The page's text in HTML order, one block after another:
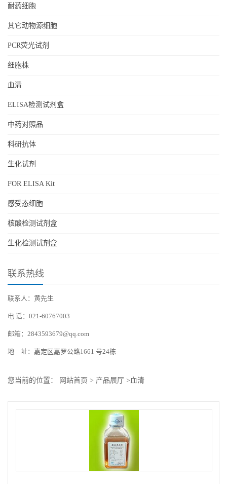
耐药细胞
其它动物源细胞
PCR荧光试剂
细胞株
血清
ELISA检测试剂盒
中药对照品
科研抗体
生化试剂
FOR ELISA Kit
感受态细胞
核酸检测试剂盒
生化检测试剂盒
联系热线
联系人：黄先生
电 话：021-60767003
邮箱：2843593679@qq.com
地 址：嘉定区嘉罗公路1661 号24栋
您当前的位置： 网站首页 > 产品展厅 > 血清